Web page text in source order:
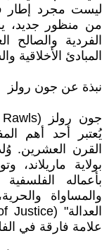
ليست مجرد إطار
من منظور جديد،
الفردية والصالح
المبادئ الأخلاقية
نبذة عن جون رولز
يُعتبر أحد أهم
بأعماله
والمساواة
علامة فارقة في